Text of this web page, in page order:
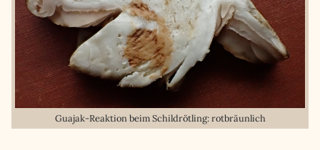
Guajak-Reaktion beim Schildrötling: rotbräunlich